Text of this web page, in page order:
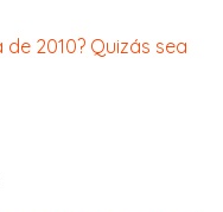
2010? Quizás sea